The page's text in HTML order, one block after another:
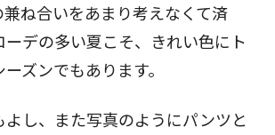
ね合いをあまり考えなくて済
デの多い夏こそ、きれい色にト
ズンでもあります。
し、また写真のようにパンツと